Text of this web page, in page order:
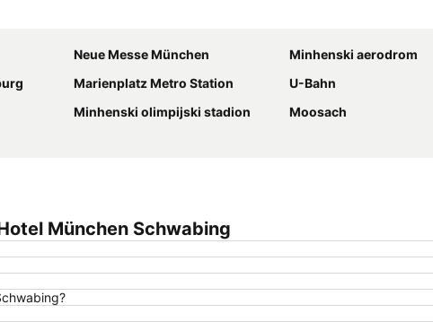
Neue Messe München
Minhenski aerodrom
Marienplatz Metro Station
U-Bahn
Minhenski olimpijski stadion
Moosach
München Schwabing